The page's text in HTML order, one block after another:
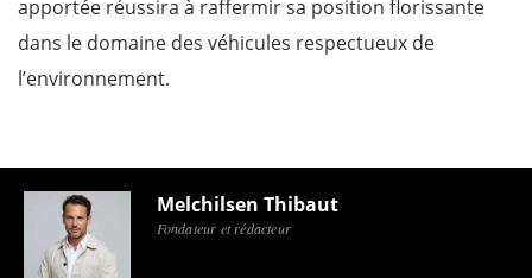
apportée réussira à raffermir sa position florissante
dans le domaine des véhicules respectueux de
l’environnement.
Melchilsen Thibaut
Fondateur et rédacteur